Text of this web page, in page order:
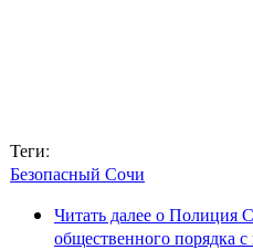
Теги:
Безопасный Сочи
Читать далеео Полиция
общественного порядка